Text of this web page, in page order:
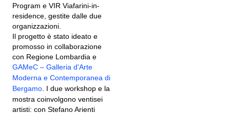
Program e VIR Viafarini-in-
residence, gestite dalle due
organizzazioni.
Il progetto è stato ideato e
promosso in collaborazione
con Regione Lombardia e
GAMeC – Galleria d'Arte
Moderna e Contemporanea di
Bergamo . I due workshop e la
mostra coinvolgono ventisei
artisti: con Stefano Arienti